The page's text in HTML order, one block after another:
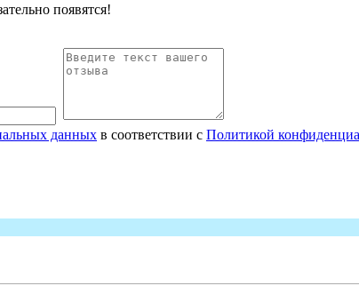
появятся!
данных в соответствии с Политикой